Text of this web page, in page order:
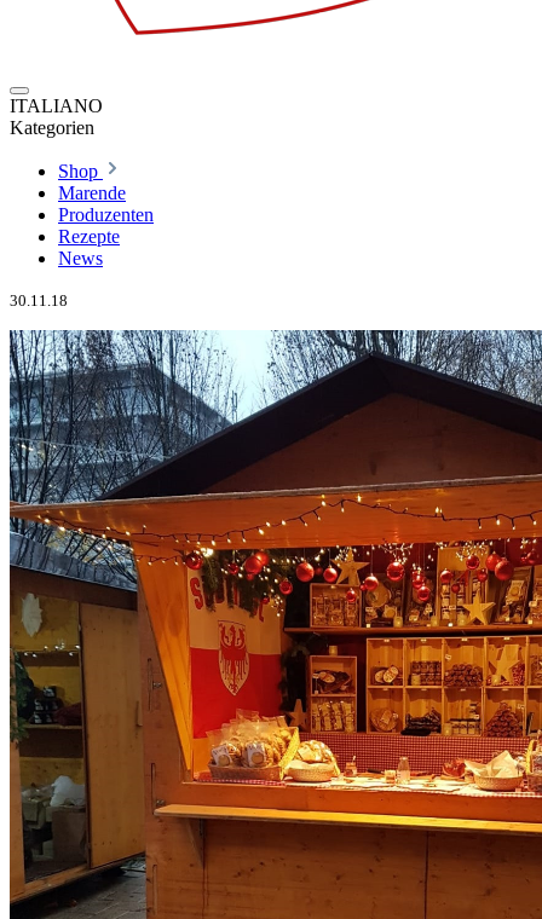
ITALIANO
Kategorien
Shop
Marende
Produzenten
Rezepte
News
30.11.18